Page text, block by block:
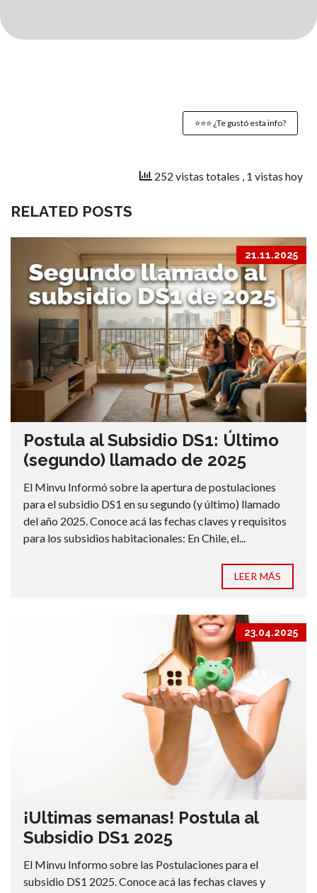
⭐️⭐️⭐️ ¿Te gustó esta info?
252 vistas totales , 1 vistas hoy
RELATED POSTS
21.11.2025
Postula al Subsidio DS1: Último
(segundo) llamado de 2025
El Minvu Informó sobre la apertura de postulaciones
para el subsidio DS1 en su segundo (y último) llamado
del año 2025. Conoce acá las fechas claves y requisitos
para los subsidios habitacionales: En Chile, el...
LEER MÁS
23.04.2025
¡Ultimas semanas! Postula al
Subsidio DS1 2025
El Minvu Informo sobre las Postulaciones para el
subsidio DS1 2025. Conoce acá las fechas claves y